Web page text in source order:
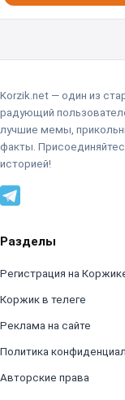
Korzik.net — один из
радующий
лучшие мемы,
факты.
историей!
Разделы
Регистрация на
Коржик в телеге
Реклама на сайте
Политика
Авторские права